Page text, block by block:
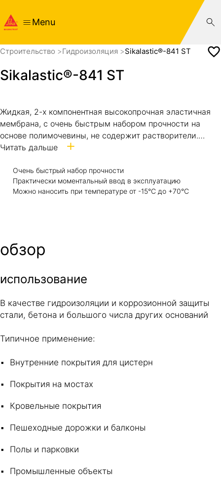
Menu
Cтроительство Гидроизоляция Sikalastic®-841 ST
Sikalastic®-841 ST
Жидкая, 2-х компонентная высокопрочная эластичная
мембрана, с очень быстрым набором прочности на
основе полимочевины, не содержит растворители.
Sikalastic®-841 ST может наноситься только
двухкомпонентного оборудования.
Читать дальше
Очень быстрый набор прочности
Практически моментальный ввод в эксплуатацию
Можно наносить при температуре от -15°С до +70°С
обзор
использование
В качестве гидроизоляции и коррозионной защиты
стали, бетона и большого числа других оснований
Типичное применение:
Внутренние покрытия для цистерн
Покрытия на мостах
Кровельные покрытия
Пешеходные дорожки и балконы
Полы и парковки
Промышленные объекты